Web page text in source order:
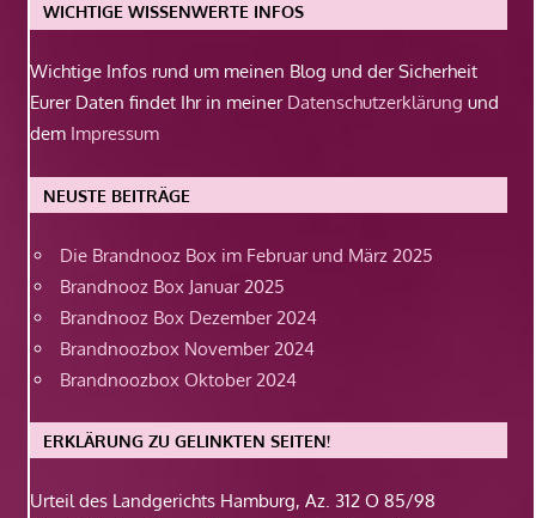
WICHTIGE WISSENWERTE INFOS
Wichtige Infos rund um meinen Blog und der Sicherheit
Eurer Daten findet Ihr in meiner Datenschutzerklärung und
dem Impressum
NEUSTE BEITRÄGE
Die Brandnooz Box im Februar und März 2025
Brandnooz Box Januar 2025
Brandnooz Box Dezember 2024
Brandnoozbox November 2024
Brandnoozbox Oktober 2024
ERKLÄRUNG ZU GELINKTEN SEITEN!
Urteil des Landgerichts Hamburg, Az. 312 O 85/98